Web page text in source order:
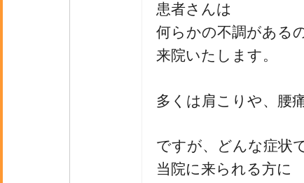
患者さんは
何らかの不調がある
来院いたします。
多くは肩こりや、腰
ですが、どんな症状
当院に来られる方に